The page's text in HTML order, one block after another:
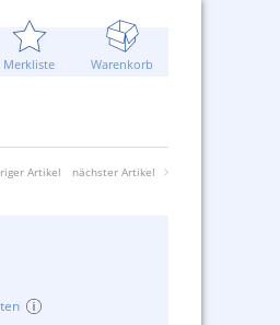
Merkliste Warenkorb
u.v.m.
Artikel nächster Artikel